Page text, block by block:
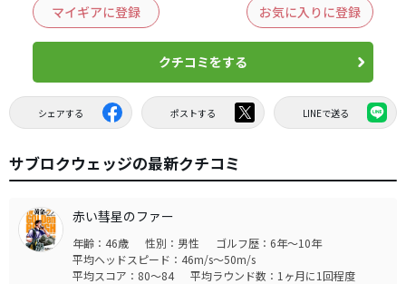
マイギアに登録 お気に入りに登録
クチコミをする
シェアする ポストする LINEで送る
サブロクウェッジの最新クチコミ
赤い彗星のファー
年齢：46歳 性別：男性
ゴルフ歴：6年～10年
平均ヘッドスピード：46m/s～50m/s
平均スコア：80～84
平均ラウンド数：1ヶ月に1回程度